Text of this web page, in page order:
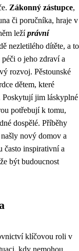
Zákonný zástupce,
či poručníka, hraje v
ležíprávní
nezletilého dítěte, a to
o jeho zdraví a
rozvoj. Pěstounské
dětem, které
Poskytují jim láskyplné
potřebují k tomu,
dospělé. Příběhy
nový domov a
často inspirativní a
být budoucnost
klíčovou roli v
kdy nemohou